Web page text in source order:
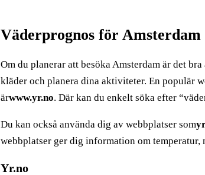
Väderprognos för Amsterdam
Om du planerar att besöka Amsterdam är det
kläder och planera dina aktiviteter. En populär
ärwww.yr.no. Där kan du enkelt söka efter
Du kan också använda dig av webbplatser som
webbplatser ger dig information om
Yr.no